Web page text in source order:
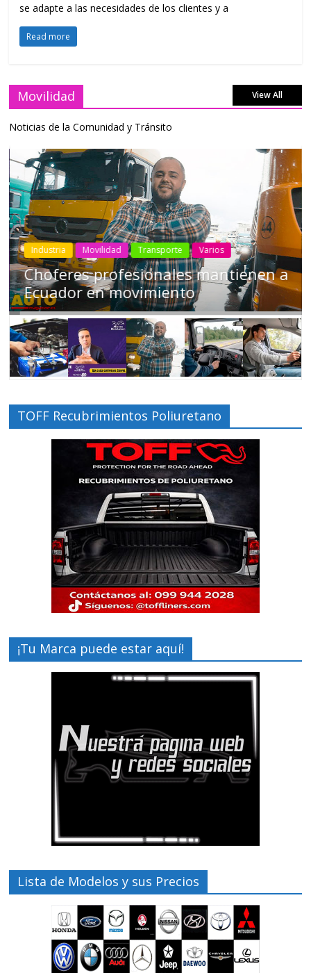
se adapte a las necesidades de los clientes y a
Read more
Movilidad View All
Noticias de la Comunidad y Tránsito
Industria Movilidad Transporte Varios
Choferes profesionales mantienen a
Ecuador en movimiento
TOFF Recubrimientos Poliuretano
¡Tu Marca puede estar aquí!
Lista de Modelos y sus Precios